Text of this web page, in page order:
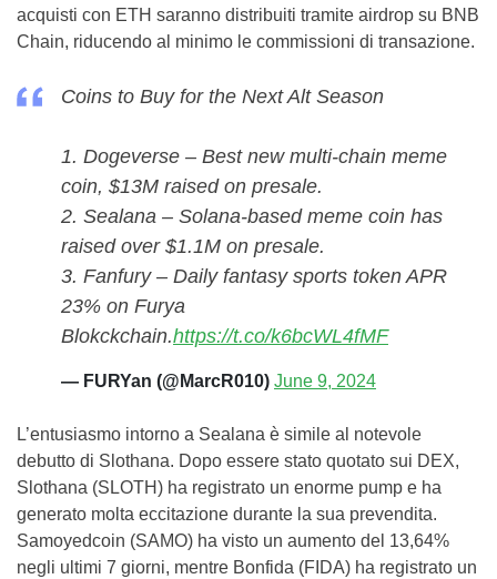
acquisti con ETH saranno distribuiti tramite airdrop su BNB
Chain, riducendo al minimo le commissioni di transazione.
Coins to Buy for the Next Alt Season
1. Dogeverse – Best new multi-chain meme
coin, $13M raised on presale.
2. Sealana – Solana-based meme coin has
raised over $1.1M on presale.
3. Fanfury – Daily fantasy sports token APR
23% on Furya
Blokckchain.https://t.co/k6bcWL4fMF
— FURYan (@MarcR010) June 9, 2024
L’entusiasmo intorno a Sealana è simile al notevole
debutto di Slothana. Dopo essere stato quotato sui DEX,
Slothana (SLOTH) ha registrato un enorme pump e ha
generato molta eccitazione durante la sua prevendita.
Samoyedcoin (SAMO) ha visto un aumento del 13,64%
negli ultimi 7 giorni, mentre Bonfida (FIDA) ha registrato un